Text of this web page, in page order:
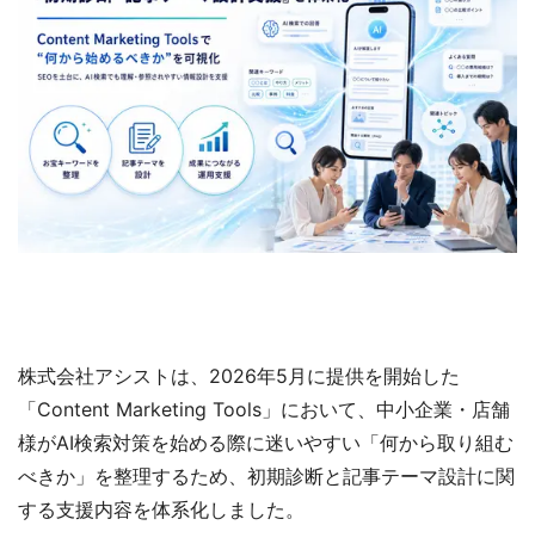
株式会社アシストは、2026年5月に提供を開始した
「Content Marketing Tools」において、中小企業・店舗
様がAI検索対策を始める際に迷いやすい「何から取り組む
べきか」を整理するため、初期診断と記事テーマ設計に関
する支援内容を体系化しました。